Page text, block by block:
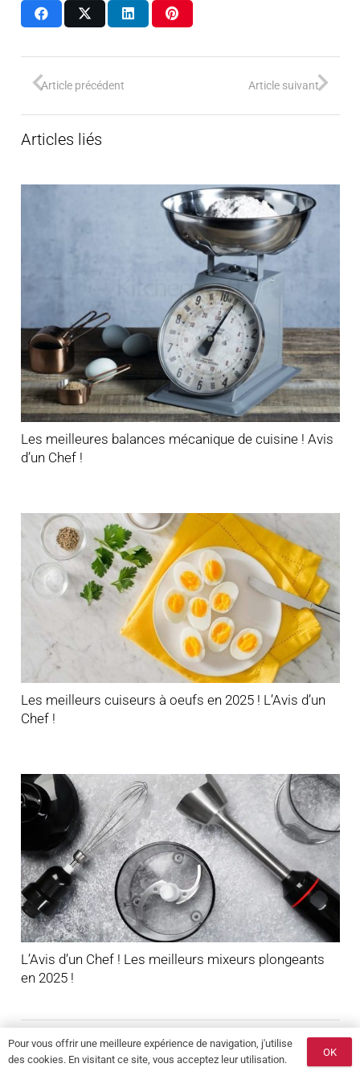
Article précédent Article suivant
Articles liés
Les meilleures balances mécanique de cuisine ! Avis
d’un Chef !
Les meilleurs cuiseurs à oeufs en 2025 ! L’Avis d’un
Chef !
L’Avis d’un Chef ! Les meilleurs mixeurs plongeants
en 2025 !
Pour vous offrir une meilleure expérience de navigation, j'utilise
des cookies. En visitant ce site, vous acceptez leur utilisation.
OK